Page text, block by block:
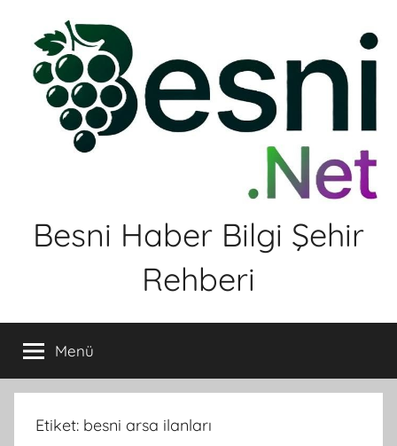
Besni Haber Bilgi Şehir
Rehberi
Menü
Etiket: besni arsa ilanları